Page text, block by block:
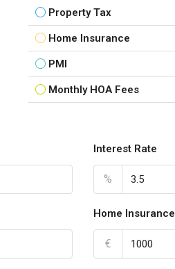
Property Tax
Home Insurance
PMI
Monthly HOA Fees
Interest Rate
%
Home Insurance
€